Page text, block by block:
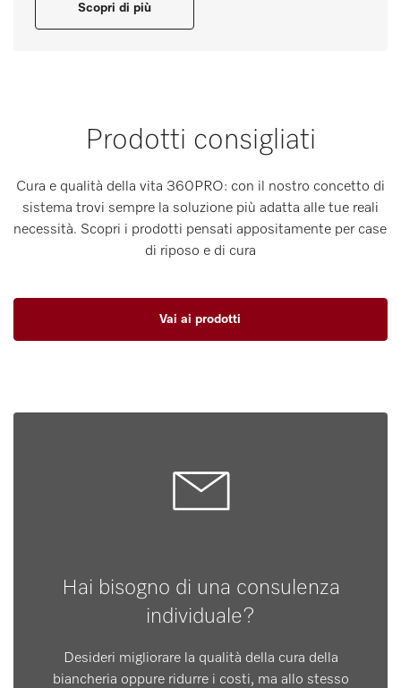
Scopri di più
Prodotti consigliati
Cura e qualità della vita 360PRO: con il nostro concetto di
sistema trovi sempre la soluzione più adatta alle tue reali
necessità. Scopri i prodotti pensati appositamente per case
di riposo e di cura
Vai ai prodotti
Hai bisogno di una consulenza
individuale?
Desideri migliorare la qualità della cura della
biancheria oppure ridurre i costi, ma allo stesso